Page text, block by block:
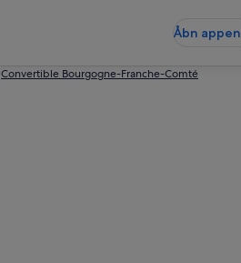
Åbn appen
Convertible Bourgogne-Franche-Comté